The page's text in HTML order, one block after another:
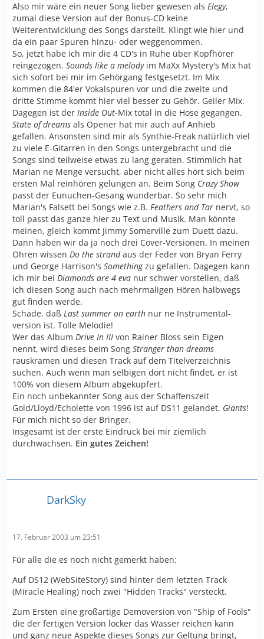
Also mir wäre ein neuer Song lieber gewesen als Elegy,
zumal diese Version auf der Bonus-CD keine
Weiterentwicklung des Songs darstellt. Klingt wie hier und
da ein paar Spuren hinzu- oder weggenommen.
So, jetzt habe ich mir die 4 CD's in Ruhe über Kopfhörer
reingezogen. Sounds like a melodyim MaXx Mystery's Mix hat
sich sofort bei mir im Gehörgang festgesetzt. Im Mix
kommen die 84'er Vokalspuren vor und die zweite und
dritte Stimme kommt hier viel besser zu Gehör. Geiler Mix.
Dagegen ist der Inside Out-Mix total in die Hose gegangen.
State of dreams als Opener hat mir auch auf Anhieb
gefallen. Ansonsten sind mir als Synthie-Freak natürlich viel
zu viele E-Gitarren in den Songs untergebracht und die
Songs sind teilweise etwas zu lang geraten. Stimmlich hat
Marian ne Menge versucht, aber nicht alles hört sich beim
ersten Mal reinhören gelungen an. Beim Song Crazy Show
passt der Eunuchen-Gesang wunderbar. So sehr mich
Marian's Falsett bei Songs wie z.B. Feathers and Tar nervt, so
toll passt das ganze hier zu Text und Musik. Man könnte
meinen, gleich kommt Jimmy Somerville zum Duett dazu.
Dann haben wir da ja noch drei Cover-Versionen. In meinen
Ohren wissen Do the strandaus der Feder von Bryan Ferry
und George Harrison's Somethingzu gefallen. Dagegen kann
ich mir bei Diamonds are 4 eva nur schwer vorstellen, daß
ich diesen Song auch nach mehrmaligen Hören halbwegs
gut finden werde.
Schade, daß Last summer on earth nur ne Instrumental-
version ist. Tolle Melodie!
Wer das Album Drive In III von Rainer Bloss sein Eigen
nennt, wird dieses beim Song Stranger than dreams
rauskramen und diesen Track auf dem Titelverzeichnis
suchen. Auch wenn man selbigen dort nicht findet, er ist
100% von diesem Album abgekupfert.
Ein noch unbekannter Song aus der Schaffenszeit
Gold/Lloyd/Echolette von 1996 ist auf DS11 gelandet. Giants!
Für mich nicht so der Bringer.
Insgesamt ist der erste Eindruck bei mir ziemlich
durchwachsen. Ein gutes Zeichen!
DarkSky
17. Februar 2003 um 23:51
Für alle die es noch nicht gemerkt haben:
Auf DS12 (WebSiteStory) sind hinter dem letzten Track
(Miracle Healing) noch zwei "Hidden Tracks" versteckt.
Zum Ersten eine großartige Demoversion von "Ship of Fools"
die der fertigen Version locker das Wasser reichen kann
und ganz neue Aspekte dieses Songs zur Geltung bringt,